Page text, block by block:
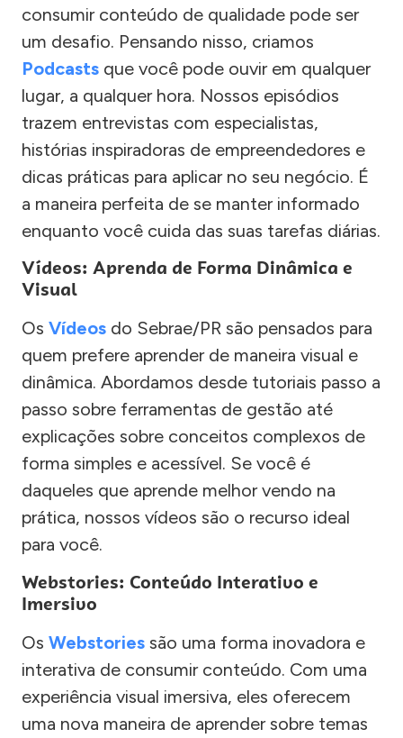
consumir conteúdo de qualidade pode ser
um desafio. Pensando nisso, criamos
Podcasts que você pode ouvir em qualquer
lugar, a qualquer hora. Nossos episódios
trazem entrevistas com especialistas,
histórias inspiradoras de empreendedores e
dicas práticas para aplicar no seu negócio. É
a maneira perfeita de se manter informado
enquanto você cuida das suas tarefas diárias.
Vídeos: Aprenda de Forma Dinâmica e
Visual
Os Vídeos do Sebrae/PR são pensados para
quem prefere aprender de maneira visual e
dinâmica. Abordamos desde tutoriais passo a
passo sobre ferramentas de gestão até
explicações sobre conceitos complexos de
forma simples e acessível. Se você é
daqueles que aprende melhor vendo na
prática, nossos vídeos são o recurso ideal
para você.
Webstories: Conteúdo Interativo e
Imersivo
Os Webstories são uma forma inovadora e
interativa de consumir conteúdo. Com uma
experiência visual imersiva, eles oferecem
uma nova maneira de aprender sobre temas